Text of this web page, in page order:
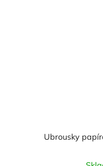
Ubrousky